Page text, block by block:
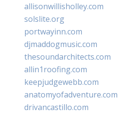
allisonwillisholley.com
solslite.org
portwayinn.com
djmaddogmusic.com
thesoundarchitects.com
allin1roofing.com
keepjudgewebb.com
anatomyofadventure.com
drivancastillo.com